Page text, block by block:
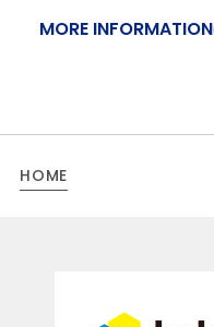
MORE INFORMATION
HOME